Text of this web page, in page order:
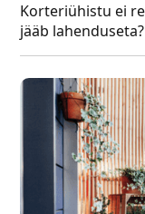
Korteriühistu ei
jääb lahenduseta?